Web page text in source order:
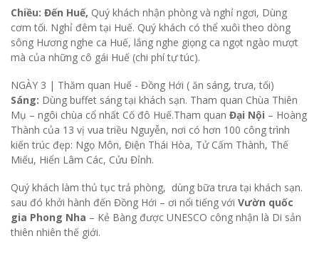
Chiều: Đến Huế, Quý khách nhận phòng và nghỉ ngơi, Dùng
cơm tối. Nghỉ đêm tại Huế. Quý khách có thể xuôi theo dòng
sông Hương nghe ca Huế, lắng nghe giọng ca ngọt ngào mượt
mà của những cô gái Huế (chi phí tự túc).
NGÀY 3 | Thăm quan Huế - Đồng Hới ( ăn sáng, trưa, tối)
Sáng: Dùng buffet sáng tại khách sạn. Tham quan Chùa Thiên
Mụ – ngôi chùa cổ nhất Cố đô Huế.Tham quan Đại Nội – Hoàng
Thành của 13 vị vua triều Nguyễn, nơi có hơn 100 công trình
kiến trúc đẹp: Ngọ Môn, Điện Thái Hòa, Tử Cấm Thành, Thế
Miếu, Hiển Lâm Các, Cửu Đỉnh.
Quý khách làm thủ tục trả phòng, dùng bữa trưa tại khách sạn.
sau đó khởi hành đến Đồng Hới – ơi nổi tiếng với Vườn quốc
gia Phong Nha – Kẻ Bàng được UNESCO công nhận là Di sản
thiên nhiên thế giới.